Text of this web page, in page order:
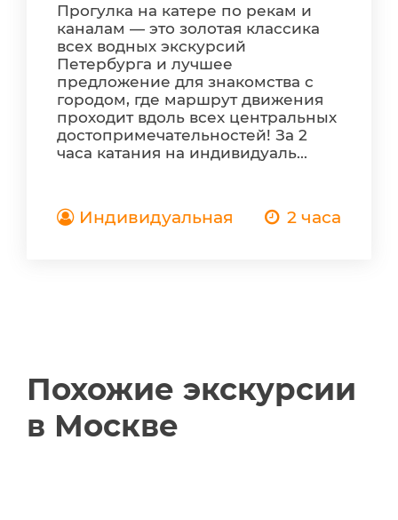
Прогулка на катере по рекам и
каналам — это золотая классика
всех водных экскурсий
Петербурга и лучшее
предложение для знакомства с
городом, где маршрут движения
проходит вдоль всех центральных
достопримечательностей! За 2
часа катания на индивидуаль...
Индивидуальная 2 часа
Похожие экскурсии
в Москве